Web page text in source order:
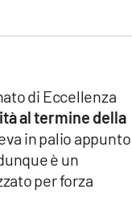
di Eccellenza
al termine della
in palio appunto
è un
per forza